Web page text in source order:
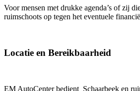
Voor mensen met drukke agenda’s of zij
ruimschoots op tegen het eventuele
Locatie en Bereikbaarheid
EM AutoCenter bedient Schaarbeek en